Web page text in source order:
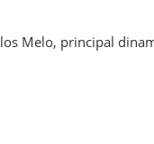
Melo, principal